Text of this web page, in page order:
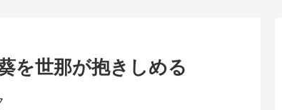
を世那が抱きしめる